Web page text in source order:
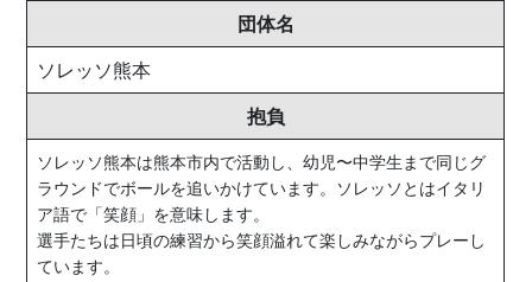
団体名
ソレッソ熊本
抱負
ソレッソ熊本は熊本市内で活動し、幼児〜中学生まで同じグ
ラウンドでボールを追いかけています。ソレッソとはイタリ
ア語で「笑顔」を意味します。
選手たちは日頃の練習から笑顔溢れて楽しみながらプレーし
ています。